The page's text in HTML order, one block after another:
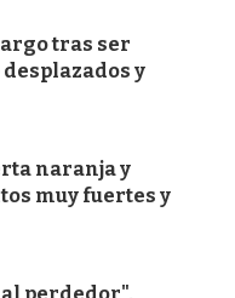
tras ser
y
naranja y
muy fuertes y